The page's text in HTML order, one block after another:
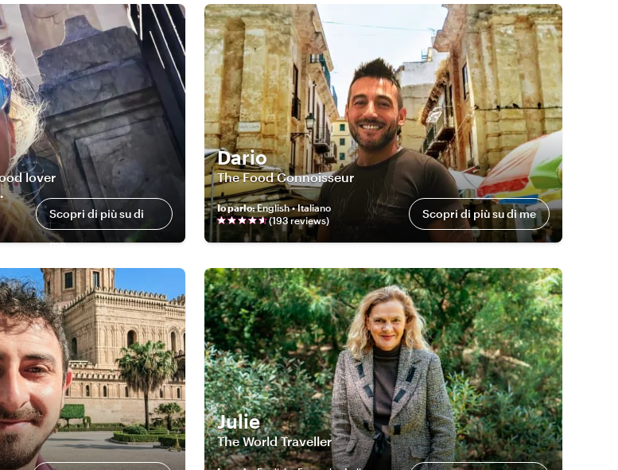
lover
Scopri di più su di
me
Dario
The Food Connoisseur
Io parlo:English • Italiano
(193reviews) Scopri di più su di me
Julie
The World Traveller